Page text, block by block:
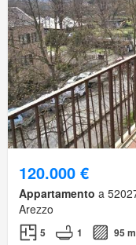
120.000 €
Appartamento a
Arezzo
5 1
95